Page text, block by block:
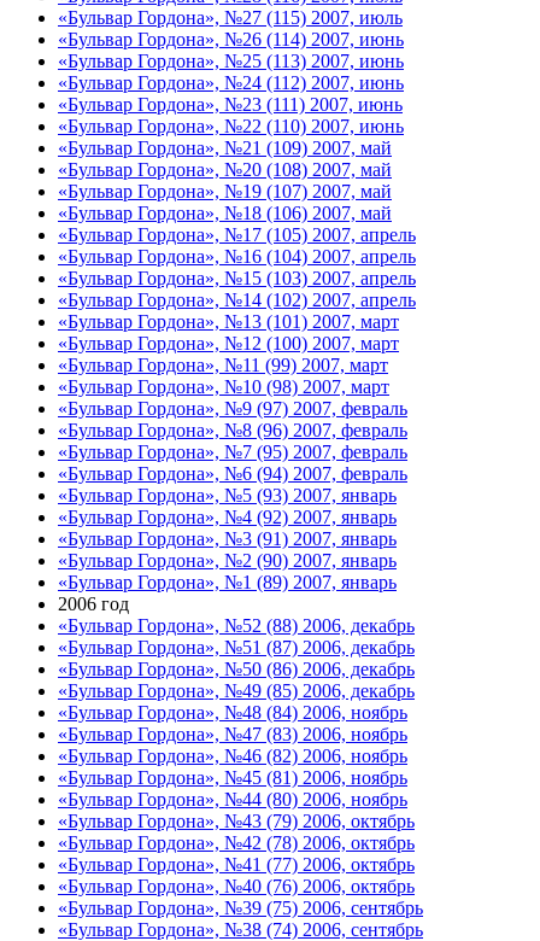
«Бульвар Гордона», №27 (115) 2007, июль
«Бульвар Гордона», №26 (114) 2007, июнь
«Бульвар Гордона», №25 (113) 2007, июнь
«Бульвар Гордона», №24 (112) 2007, июнь
«Бульвар Гордона», №23 (111) 2007, июнь
«Бульвар Гордона», №22 (110) 2007, июнь
«Бульвар Гордона», №21 (109) 2007, май
«Бульвар Гордона», №20 (108) 2007, май
«Бульвар Гордона», №19 (107) 2007, май
«Бульвар Гордона», №18 (106) 2007, май
«Бульвар Гордона», №17 (105) 2007, апрель
«Бульвар Гордона», №16 (104) 2007, апрель
«Бульвар Гордона», №15 (103) 2007, апрель
«Бульвар Гордона», №14 (102) 2007, апрель
«Бульвар Гордона», №13 (101) 2007, март
«Бульвар Гордона», №12 (100) 2007, март
«Бульвар Гордона», №11 (99) 2007, март
«Бульвар Гордона», №10 (98) 2007, март
«Бульвар Гордона», №9 (97) 2007, февраль
«Бульвар Гордона», №8 (96) 2007, февраль
«Бульвар Гордона», №7 (95) 2007, февраль
«Бульвар Гордона», №6 (94) 2007, февраль
«Бульвар Гордона», №5 (93) 2007, январь
«Бульвар Гордона», №4 (92) 2007, январь
«Бульвар Гордона», №3 (91) 2007, январь
«Бульвар Гордона», №2 (90) 2007, январь
«Бульвар Гордона», №1 (89) 2007, январь
2006 год
«Бульвар Гордона», №52 (88) 2006, декабрь
«Бульвар Гордона», №51 (87) 2006, декабрь
«Бульвар Гордона», №50 (86) 2006, декабрь
«Бульвар Гордона», №49 (85) 2006, декабрь
«Бульвар Гордона», №48 (84) 2006, ноябрь
«Бульвар Гордона», №47 (83) 2006, ноябрь
«Бульвар Гордона», №46 (82) 2006, ноябрь
«Бульвар Гордона», №45 (81) 2006, ноябрь
«Бульвар Гордона», №44 (80) 2006, ноябрь
«Бульвар Гордона», №43 (79) 2006, октябрь
«Бульвар Гордона», №42 (78) 2006, октябрь
«Бульвар Гордона», №41 (77) 2006, октябрь
«Бульвар Гордона», №40 (76) 2006, октябрь
«Бульвар Гордона», №39 (75) 2006, сентябрь
«Бульвар Гордона», №38 (74) 2006, сентябрь